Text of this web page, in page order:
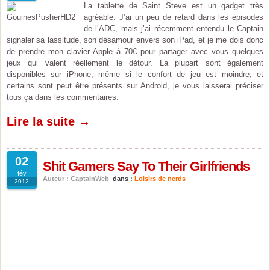
La tablette de Saint Steve est un gadget très
agréable. J’ai un peu de retard dans les épisodes
de l’ADC, mais j’ai récemment entendu le Captain
signaler sa lassitude, son désamour envers son iPad, et je me dois donc
de prendre mon clavier Apple à 70€ pour partager avec vous quelques
jeux qui valent réellement le détour. La plupart sont également
disponibles sur iPhone, même si le confort de jeu est moindre, et
certains sont peut être présents sur Android, je vous laisserai préciser
tous ça dans les commentaires.
Lire la suite →
02
fév
2012
Shit Gamers Say To Their Girlfriends
Auteur : CaptainWeb dans : Loisirs de nerds